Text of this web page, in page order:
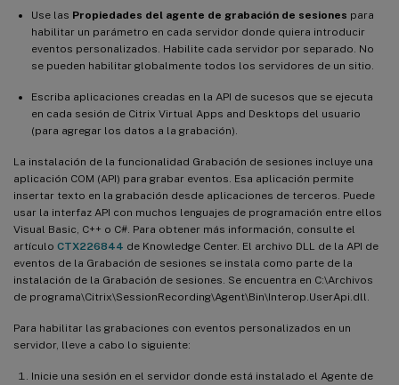
Use las Propiedades del agente de grabación de sesiones para
habilitar un parámetro en cada servidor donde quiera introducir
eventos personalizados. Habilite cada servidor por separado. No
se pueden habilitar globalmente todos los servidores de un sitio.
Escriba aplicaciones creadas en la API de sucesos que se ejecuta
en cada sesión de Citrix Virtual Apps and Desktops del usuario
(para agregar los datos a la grabación).
La instalación de la funcionalidad Grabación de sesiones incluye una
aplicación COM (API) para grabar eventos. Esa aplicación permite
insertar texto en la grabación desde aplicaciones de terceros. Puede
usar la interfaz API con muchos lenguajes de programación entre ellos
Visual Basic, C++ o C#. Para obtener más información, consulte el
artículo CTX226844 de Knowledge Center. El archivo DLL de la API de
eventos de la Grabación de sesiones se instala como parte de la
instalación de la Grabación de sesiones. Se encuentra en C:\Archivos
de programa\Citrix\SessionRecording\Agent\Bin\Interop.UserApi.dll.
Para habilitar las grabaciones con eventos personalizados en un
servidor, lleve a cabo lo siguiente:
Inicie una sesión en el servidor donde está instalado el Agente de